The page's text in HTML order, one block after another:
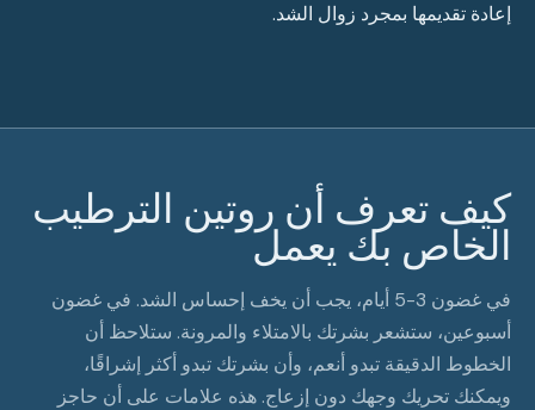
إعادة تقديمها بمجرد زوال الشد.
كيف تعرف أن روتين الترطيب
الخاص بك يعمل
في غضون 3-5 أيام، يجب أن يخف إحساس الشد. في غضون
أسبوعين، ستشعر بشرتك بالامتلاء والمرونة. ستلاحظ أن
الخطوط الدقيقة تبدو أنعم، وأن بشرتك تبدو أكثر إشراقًا،
ويمكنك تحريك وجهك دون إزعاج. هذه علامات على أن حاجز